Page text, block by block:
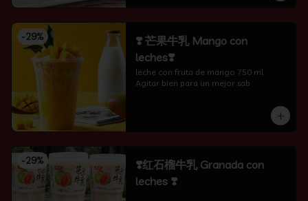
-29%
❣️ 芒果牛乳 Mango con
leches❣️
leche con fruta de mango 750 ml
Agitar bien para un mejor sab
-29%
❣️红石榴牛乳 Granada con
leches ❣️